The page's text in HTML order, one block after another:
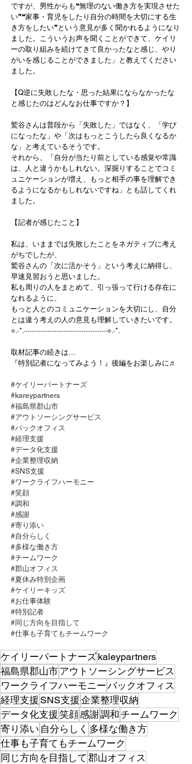
ですが、男性からも❝無理のない働き方を実現させた
い❞❝家事・育児をしたり自分の時間を大切にする生
き方をしたい❞という意見が多く聞かれるようになり
ました。こういうお声を聞くことができて、ケイリ
ーの取り組みを続けてきて良かったなと感じ、やり
がいを感じることができました」と教えてください
ました。
【Q逆に失敗したな・思った結果にならなかったな
と感じたのはどんなお仕事ですか？】
鷲谷さんは普段から「失敗した」ではなく、「学び
になったな」や「次はもっとこうしたら良くなるか
な」と考えているそうです。
それから、「自分が当たり前としている感覚や常識
は、人と違うかもしれない。深掘りすることでコミ
ュニケーションが増え、もっと相手の事を理解でき
るようになるかもしれないですね」とも話してくれ
ました。
【記者が感じたこと】
私は、いままでは失敗したことをネガティブに考え
がちでしたが、
鷲谷さんの「次に活かそう」という考えに納得し、
早速見習おうと思いました。
私も周りの人をまとめて、引っ張って行ける存在に
なれるように、
もっと人とのコミュニケーションを大切にし、自分
とは違う考えの人の意見も理解していきたいです。
⟡.·*.··············································⟡.·*.
取材記事の続きは…
『特別記者になってみよう！』後編をお楽しみに♬
#ケイリーパートナーズ
#kareypartners
#福島県郡山市
#アウトソーシングサービス
#バックオフィス
#経理支援
#データ化支援
#企業整理収納
#SNS支援
#ワークライフハーモニー
#笑顔
#調和
#感謝
#寄り添い
#自分らしく
#多様な働き方
#チームワーク
#郡山オフィス
#夏休み特別企画
#ケイリーキッズ
#お仕事体験
#特別記者
#同じ方向を目指して
#仕事も子育てもチームワーク
ケイリーパートナーズkaleypartners
福島県郡山市アウトソーシングサービス
ワークライフハーモニーバックオフィス
経理支援SNS支援企業整理収納
データ化支援笑顔感謝調和チームワーク
寄り添い 自分らしく 多様な働き方
仕事も子育てもチームワーク
同じ方向を目指して 郡山オフィス